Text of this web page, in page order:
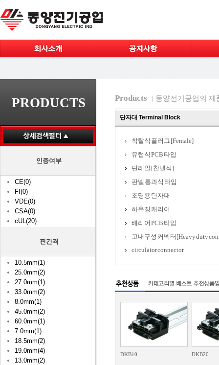
PRODUCTS
인증여부
CE(0)
FI(0)
VDE(0)
CSA(0)
cUL(20)
핀간격
10.5mm(1)
25.0mm(2)
27.0mm(1)
33.0mm(2)
8.0mm(1)
45.0mm(2)
60.0mm(1)
7.0mm(1)
18.5mm(2)
19.0mm(4)
13.0mm(2)
Products | 동양전기공업의 제
단자대 Terminal Block
착탈식 플러그 [Female]
유럽식 PCB 타입
딘레일 [찬넬식]
판넬 통과식 타입
조명용 단자대
하우징 캐리어
배리어 PCB 타입
고내구성 커넥터[Heavy duty
circulator connector
DKB10 DKB20